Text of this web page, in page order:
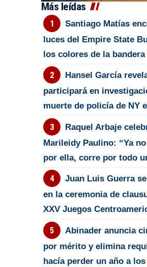
Más leídas
Santiago Matías
luces del Empire State
los colores de la
Hansel García
participará en
muerte de policía de NY
Raquel Arbaje
Marileidy Paulino: “Ya
por ella, corre por todo
Juan Luis Guerra
en la ceremonia de
XXV Juegos
Abinader anuncia
por mérito y elimina
hacía perder un año a